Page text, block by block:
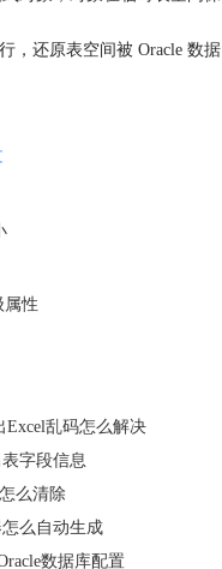
，还原表空间被 Oracle 数据
指定数据文件自动扩展到最
petabytes）或艾字节
表 K、M、 G、 T、 P 或 E
字节（megabytes）、十亿
节（petabytes）或艾字节
属性
Excel乱码怎么解决
字段信息
么清除
么自动生成
数据库配置